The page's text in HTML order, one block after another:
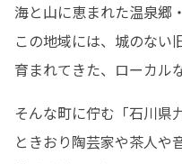
海と山に恵まれた温泉郷
この地域には、城のない
育まれてきた、ローカル
そんな町に佇む「石川県
ときおり陶芸家や茶人や